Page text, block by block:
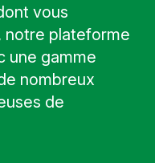
vous
notre plateforme
une gamme
nombreux
de